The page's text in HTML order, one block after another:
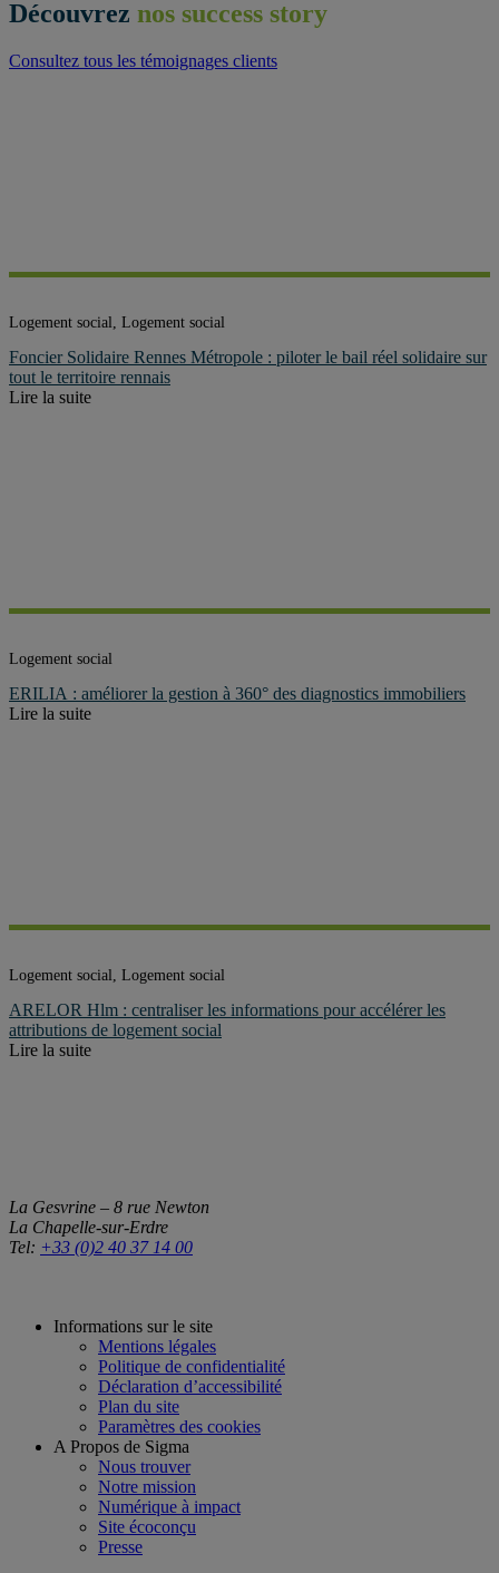
Découvrez nos success story
Consultez tous les témoignages clients
Logement social, Logement social
Foncier Solidaire Rennes Métropole : piloter le bail réel solidaire sur
tout le territoire rennais
Lire la suite
Logement social
ERILIA : améliorer la gestion à 360° des diagnostics immobiliers
Lire la suite
Logement social, Logement social
ARELOR Hlm : centraliser les informations pour accélérer les
attributions de logement social
Lire la suite
La Gesvrine – 8 rue Newton
La Chapelle-sur-Erdre
Tel: +33 (0)2 40 37 14 00
Informations sur le site
Mentions légales
Politique de confidentialité
Déclaration d’accessibilité
Plan du site
Paramètres des cookies
A Propos de Sigma
Nous trouver
Notre mission
Numérique à impact
Site écoconçu
Presse